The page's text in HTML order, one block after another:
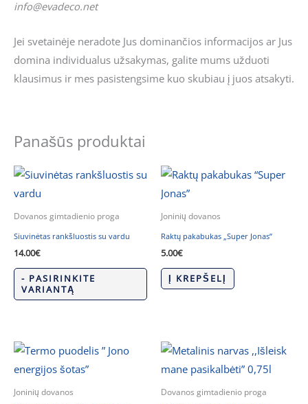
info@evadeco.net
Jei svetainėje neradote Jus dominančios informacijos ar Jus
domina individualus užsakymas, galite mums užduoti
klausimus ir mes pasistengsime kuo skubiau į juos atsakyti.
Panašūs produktai
Dovanos gimtadienio proga
Siuvinėtas rankšluostis su vardu
14.00€
- PASIRINKITE
VARIANTĄ
Joninių dovanos
Raktų pakabukas „Super Jonas”
5.00€
Į KREPŠELĮ
Joninių dovanos Dovanos gimtadienio proga